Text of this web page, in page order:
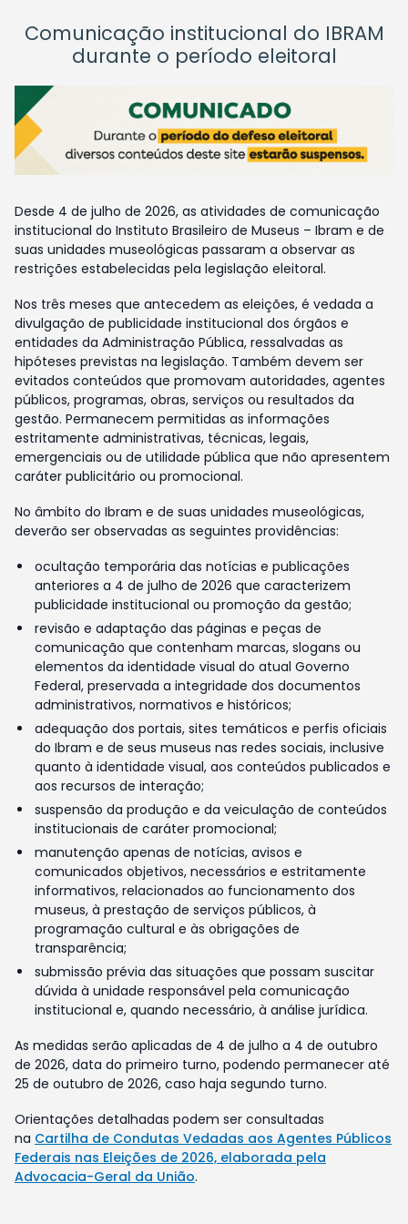
Comunicação institucional do IBRAM
durante o período eleitoral
Desde 4 de julho de 2026, as atividades de comunicação
institucional do Instituto Brasileiro de Museus – Ibram e de
suas unidades museológicas passaram a observar as
restrições estabelecidas pela legislação eleitoral.
Nos três meses que antecedem as eleições, é vedada a
divulgação de publicidade institucional dos órgãos e
entidades da Administração Pública, ressalvadas as
hipóteses previstas na legislação. Também devem ser
evitados conteúdos que promovam autoridades, agentes
públicos, programas, obras, serviços ou resultados da
gestão. Permanecem permitidas as informações
estritamente administrativas, técnicas, legais,
emergenciais ou de utilidade pública que não apresentem
caráter publicitário ou promocional.
No âmbito do Ibram e de suas unidades museológicas,
deverão ser observadas as seguintes providências:
ocultação temporária das notícias e publicações
anteriores a 4 de julho de 2026 que caracterizem
publicidade institucional ou promoção da gestão;
revisão e adaptação das páginas e peças de
comunicação que contenham marcas, slogans ou
elementos da identidade visual do atual Governo
Federal, preservada a integridade dos documentos
administrativos, normativos e históricos;
adequação dos portais, sites temáticos e perfis oficiais
do Ibram e de seus museus nas redes sociais, inclusive
quanto à identidade visual, aos conteúdos publicados e
aos recursos de interação;
suspensão da produção e da veiculação de conteúdos
institucionais de caráter promocional;
manutenção apenas de notícias, avisos e
comunicados objetivos, necessários e estritamente
informativos, relacionados ao funcionamento dos
museus, à prestação de serviços públicos, à
programação cultural e às obrigações de
transparência;
submissão prévia das situações que possam suscitar
dúvida à unidade responsável pela comunicação
institucional e, quando necessário, à análise jurídica.
As medidas serão aplicadas de 4 de julho a 4 de outubro
de 2026, data do primeiro turno, podendo permanecer até
25 de outubro de 2026, caso haja segundo turno.
Orientações detalhadas podem ser consultadas
na Cartilha de Condutas Vedadas aos Agentes Públicos
Federais nas Eleições de 2026, elaborada pela
Advocacia-Geral da União.